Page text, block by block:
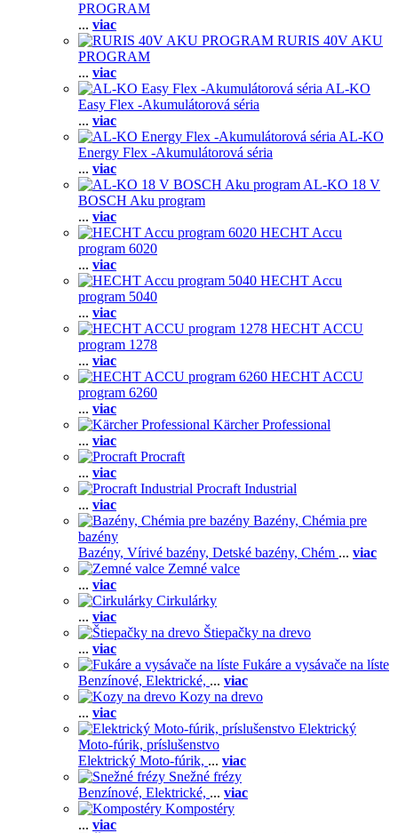
PROGRAM
... viac
RURIS 40V AKU
PROGRAM
... viac
AL-KO
Easy Flex -Akumulátorová séria
... viac
AL-KO
Energy Flex -Akumulátorová séria
... viac
AL-KO 18 V
BOSCH Aku program
... viac
HECHT Accu
program 6020
... viac
HECHT Accu
program 5040
... viac
HECHT ACCU
program 1278
... viac
HECHT ACCU
program 6260
... viac
Kärcher Professional
... viac
Procraft
... viac
Procraft Industrial
... viac
Bazény, Chémia pre
bazény
Bazény, Vírivé bazény, Detské bazény, Chém ... viac
Zemné valce
... viac
Cirkulárky
... viac
Štiepačky na drevo
... viac
Fukáre a vysávače na líste
Benzínové, Elektrické, ... viac
Kozy na drevo
... viac
Elektrický
Moto-fúrik, príslušenstvo
Elektrický Moto-fúrik, ... viac
Snežné frézy
Benzínové, Elektrické, ... viac
Kompostéry
... viac